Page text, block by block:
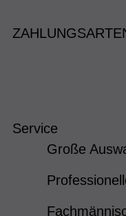
Service
Große